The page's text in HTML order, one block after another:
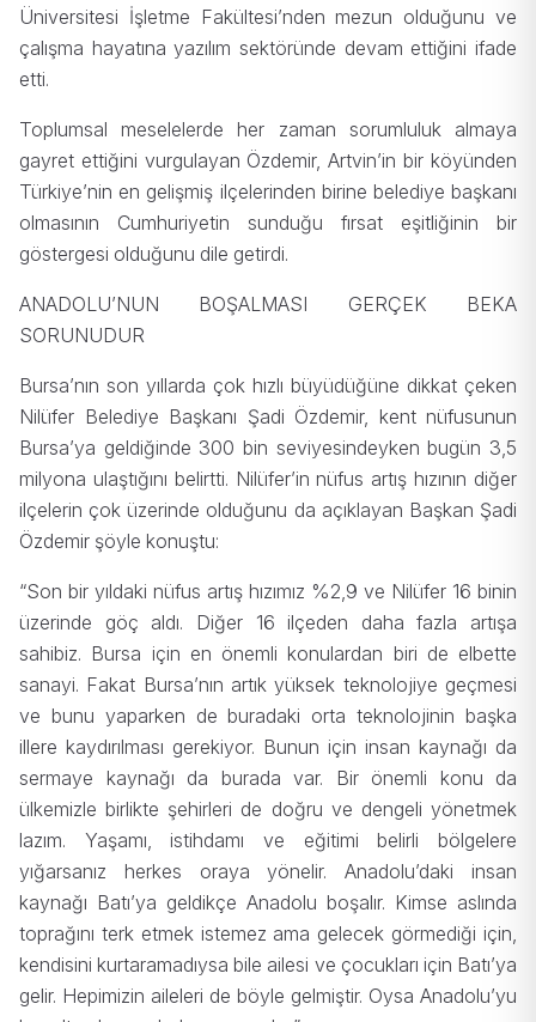
Üniversitesi İşletme Fakültesi’nden mezun olduğunu ve
çalışma hayatına yazılım sektöründe devam ettiğini ifade
etti.
Toplumsal meselelerde her zaman sorumluluk almaya
gayret ettiğini vurgulayan Özdemir, Artvin’in bir köyünden
Türkiye’nin en gelişmiş ilçelerinden birine belediye başkanı
olmasının Cumhuriyetin sunduğu fırsat eşitliğinin bir
göstergesi olduğunu dile getirdi.
ANADOLU’NUN BOŞALMASI GERÇEK BEKA
SORUNUDUR
Bursa’nın son yıllarda çok hızlı büyüdüğüne dikkat çeken
Nilüfer Belediye Başkanı Şadi Özdemir, kent nüfusunun
Bursa’ya geldiğinde 300 bin seviyesindeyken bugün 3,5
milyona ulaştığını belirtti. Nilüfer’in nüfus artış hızının diğer
ilçelerin çok üzerinde olduğunu da açıklayan Başkan Şadi
Özdemir şöyle konuştu:
“Son bir yıldaki nüfus artış hızımız %2,9 ve Nilüfer 16 binin
üzerinde göç aldı. Diğer 16 ilçeden daha fazla artışa
sahibiz. Bursa için en önemli konulardan biri de elbette
sanayi. Fakat Bursa’nın artık yüksek teknolojiye geçmesi
ve bunu yaparken de buradaki orta teknolojinin başka
illere kaydırılması gerekiyor. Bunun için insan kaynağı da
sermaye kaynağı da burada var. Bir önemli konu da
ülkemizle birlikte şehirleri de doğru ve dengeli yönetmek
lazım. Yaşamı, istihdamı ve eğitimi belirli bölgelere
yığarsanız herkes oraya yönelir. Anadolu’daki insan
kaynağı Batı’ya geldikçe Anadolu boşalır. Kimse aslında
toprağını terk etmek istemez ama gelecek görmediği için,
kendisini kurtaramadıysa bile ailesi ve çocukları için Batı’ya
gelir. Hepimizin aileleri de böyle gelmiştir. Oysa Anadolu’yu